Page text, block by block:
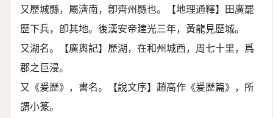
又歷城縣，屬濟南，卽齊州縣也。【地理通釋】田廣罷
歷下兵，卽其地。後漢安帝建光三年，黃龍見歷城。
又湖名。【廣輿記】歷湖，在和州城西，周七十里，爲
郡之巨浸。
又《爰歷》，書名。【說文序】趙高作《爰歷篇》，所
謂小篆。